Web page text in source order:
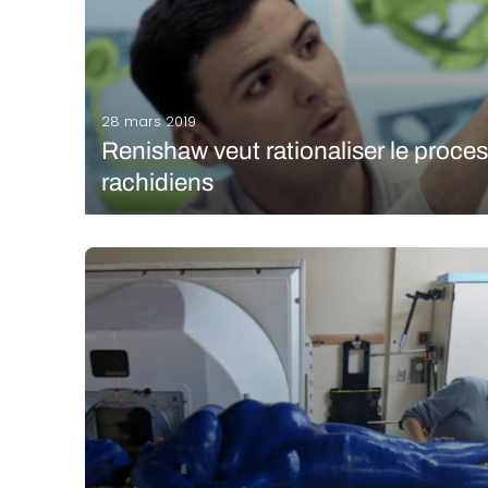
28 mars 2019
Renishaw veut rationaliser le
rachidiens
Manufacturing Research (IMR) afin d’uniformiser
tout le potentiel de la fabrication additive dans le
LIRE LA SUITE